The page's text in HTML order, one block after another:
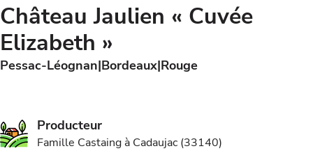
Château Jaulien « Cuvée
Elizabeth »
Pessac-Léognan Bordeaux Rouge
Producteur
Famille Castaing à Cadaujac (33140)